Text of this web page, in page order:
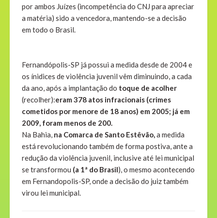
por ambos Juízes (incompetência do CNJ para apreciar
a matéria) sido a vencedora, mantendo-se a decisão
em todo o Brasil.
Fernandópolis-SP já possui a medida desde de 2004 e
os ínidices de violência juvenil vêm diminuindo, a cada
da ano, após a implantação do toque de acolher
(recolher):eram 378 atos infracionais (crimes
cometidos por menore de 18 anos) em 2005; já em
2009, foram menos de 200.
Na Bahia, na Comarca de Santo Estêvão,a medida
está revolucionando também de forma postiva, ante a
redução da violência juvenil, inclusive até lei municipal
se transformou (a 1ª do Brasil), o mesmo acontecendo
em Fernandopolis-SP, onde a decisão do juiz também
virou lei municipal.